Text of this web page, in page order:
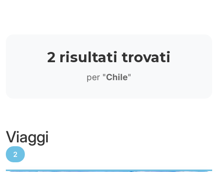
2 risultati trovati
per "Chile"
Viaggi
2